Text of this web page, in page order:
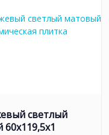
светлый